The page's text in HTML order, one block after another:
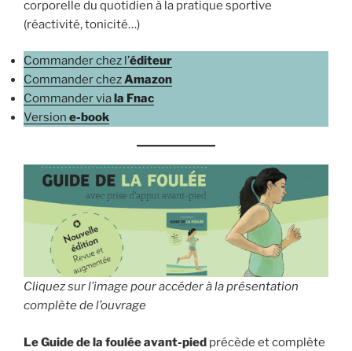
corporelle du quotidien à la pratique sportive
(réactivité, tonicité…)
Commander chez l’éditeur
Commander chezAmazon
Commander viala Fnac
Version e-book
Cliquez sur l’image pour accéder à la présentation
complète de l’ouvrage
Le Guide de la fouléeavant-pied précède et complète